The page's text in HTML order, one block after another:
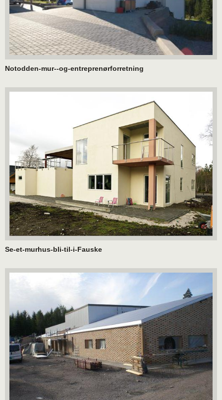
Notodden-mur--og-entreprenørforretning
Se-et-murhus-bli-til-i-Fauske